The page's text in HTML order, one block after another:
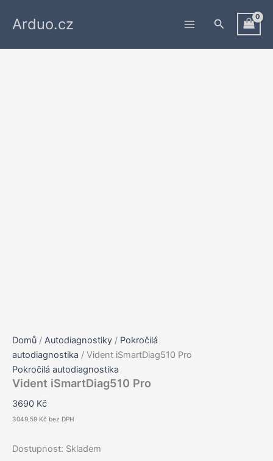
Arduo.cz Hledat
Domů / Autodiagnostiky / Pokročilá
autodiagnostika / Vident iSmartDiag510 Pro
Pokročilá autodiagnostika
Vident iSmartDiag510 Pro
3690 Kč
3049,59 Kč bez DPH
Dostupnost: Skladem